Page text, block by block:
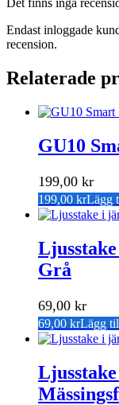
Det finns inga
Endast inloggade
recension.
Relaterade
GU10
199,00 kr
199,00 krLägg
Grå
69,00 kr
69,00 krLägg